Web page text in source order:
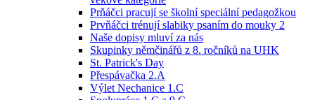
Prňáčci pracují se školní speciální pedagožkou
Prvňáčci trénují slabiky psaním do mouky 2
Naše dopisy mluví za nás
Skupinky němčinářů z 8. ročníků na UHK
St. Patrick's Day
Přespávačka 2.A
Výlet Nechanice 1.C